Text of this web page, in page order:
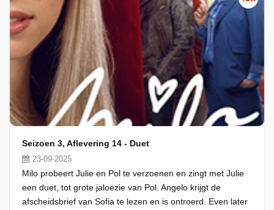
Seizoen 3, Aflevering 14 - Duet
23-09-2025
Milo probeert Julie en Pol te verzoenen en zingt met Julie
een duet, tot grote jaloezie van Pol. Angelo krijgt de
afscheidsbrief van Sofia te lezen en is ontroerd. Even later